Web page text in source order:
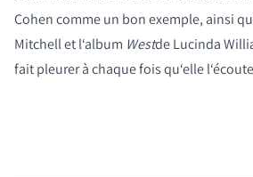
Cohen comme un bon exemple, ainsi
Mitchell et l‘album Westde Lucinda
fait pleurer à chaque fois qu‘elle